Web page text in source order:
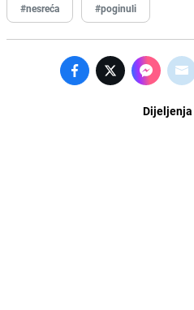
#nesreća #poginuli
Dijeljenja